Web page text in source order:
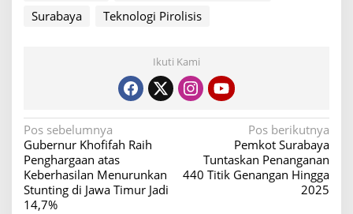
Surabaya
Teknologi Pirolisis
Ikuti Kami
N
a
v
i
Pos sebelumnya
Gubernur Khofifah Raih
Penghargaan atas
Keberhasilan Menurunkan
Stunting di Jawa Timur Jadi
14,7%
Pos berikutnya
Pemkot Surabaya
Tuntaskan Penanganan
440 Titik Genangan Hingga
2025